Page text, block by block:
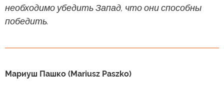
необходимо убедить Запад, что они способны
победить.
Мариуш Пашко (Mariusz Paszko)